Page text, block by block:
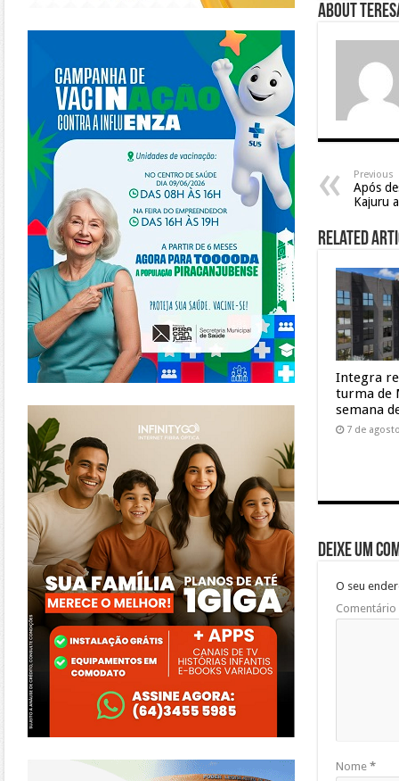
About
Previous
Após
Kajuru
Related
Integra
turma de
semana
7 de
Deixe um
O seu
Comentário
Nome *
https://piracanjuba.go.gov.br/
https://www.infinitygo.com.br/
https://morrinhos.go.leg.br/